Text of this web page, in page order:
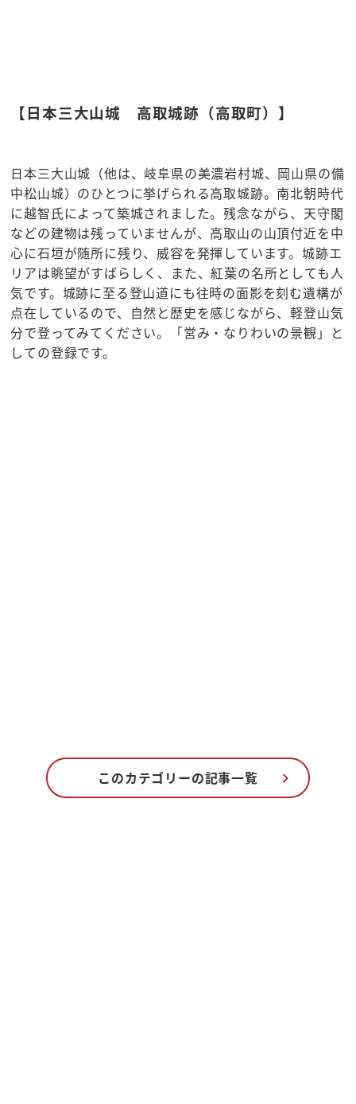
【日本三大山城 高取城跡（高取町）】
日本三大山城（他は、岐阜県の美濃岩村城、岡山県の備
中松山城）のひとつに挙げられる高取城跡。南北朝時代
に越智氏によって築城されました。残念ながら、天守閣
などの建物は残っていませんが、高取山の山頂付近を中
心に石垣が随所に残り、威容を発揮しています。城跡エ
リアは眺望がすばらしく、また、紅葉の名所としても人
気です。城跡に至る登山道にも往時の面影を刻む遺構が
点在しているので、自然と歴史を感じながら、軽登山気
分で登ってみてください。「営み・なりわいの景観」と
しての登録です。
このカテゴリーの記事一覧